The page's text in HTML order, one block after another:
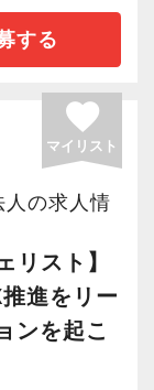
る手続きな
ますが、読
フトを使
。
ていなけ
ません。
様の「代
々奮闘中で
業績は右肩
様なお客様
できる体
募集しま
していく
する
favorite
マイリスト
人の求人情
リスト】
進をリー
ンを起こ